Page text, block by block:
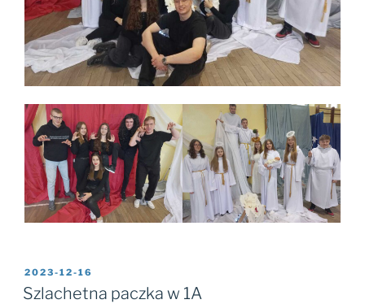
OPUBLIKOWANE
W
2023-12-16
Szlachetna paczka w 1A